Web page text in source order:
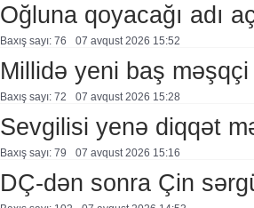
Oğluna qoyacağı adı
Baxış sayı: 76 07 avqust 2026 15:52
Millidə yeni baş məşqçi
Baxış sayı: 72 07 avqust 2026 15:28
Sevgilisi yenə diqqət
Baxış sayı: 79 07 avqust 2026 15:16
DÇ-dən sonra Çin